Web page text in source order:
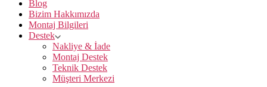
Blog
Bizim Hakkımızda
Montaj Bilgileri
Destek
Nakliye & İade
Montaj Destek
Teknik Destek
Müşteri Merkezi